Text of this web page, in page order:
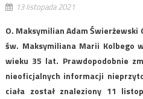
13 listopada 2021
O. Maksymilian Adam Świerżewski
św. Maksymiliana Marii Kolbego
wieku 35 lat. Prawdopodobnie
nieoficjalnych informacji
ciała został znaleziony 11